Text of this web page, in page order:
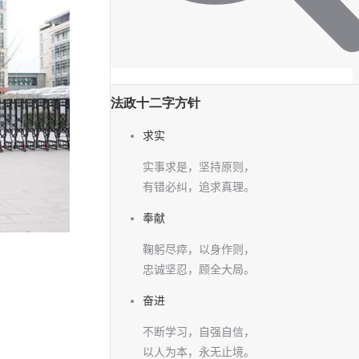
法政十二字方针
求实
实事求是，坚持原则，
有错必纠，追求真理。
奉献
鞠躬尽瘁，以身作则，
忠诚坚忍，顾全大局。
奋进
不断学习，自强自信，
以人为本，永无止境。